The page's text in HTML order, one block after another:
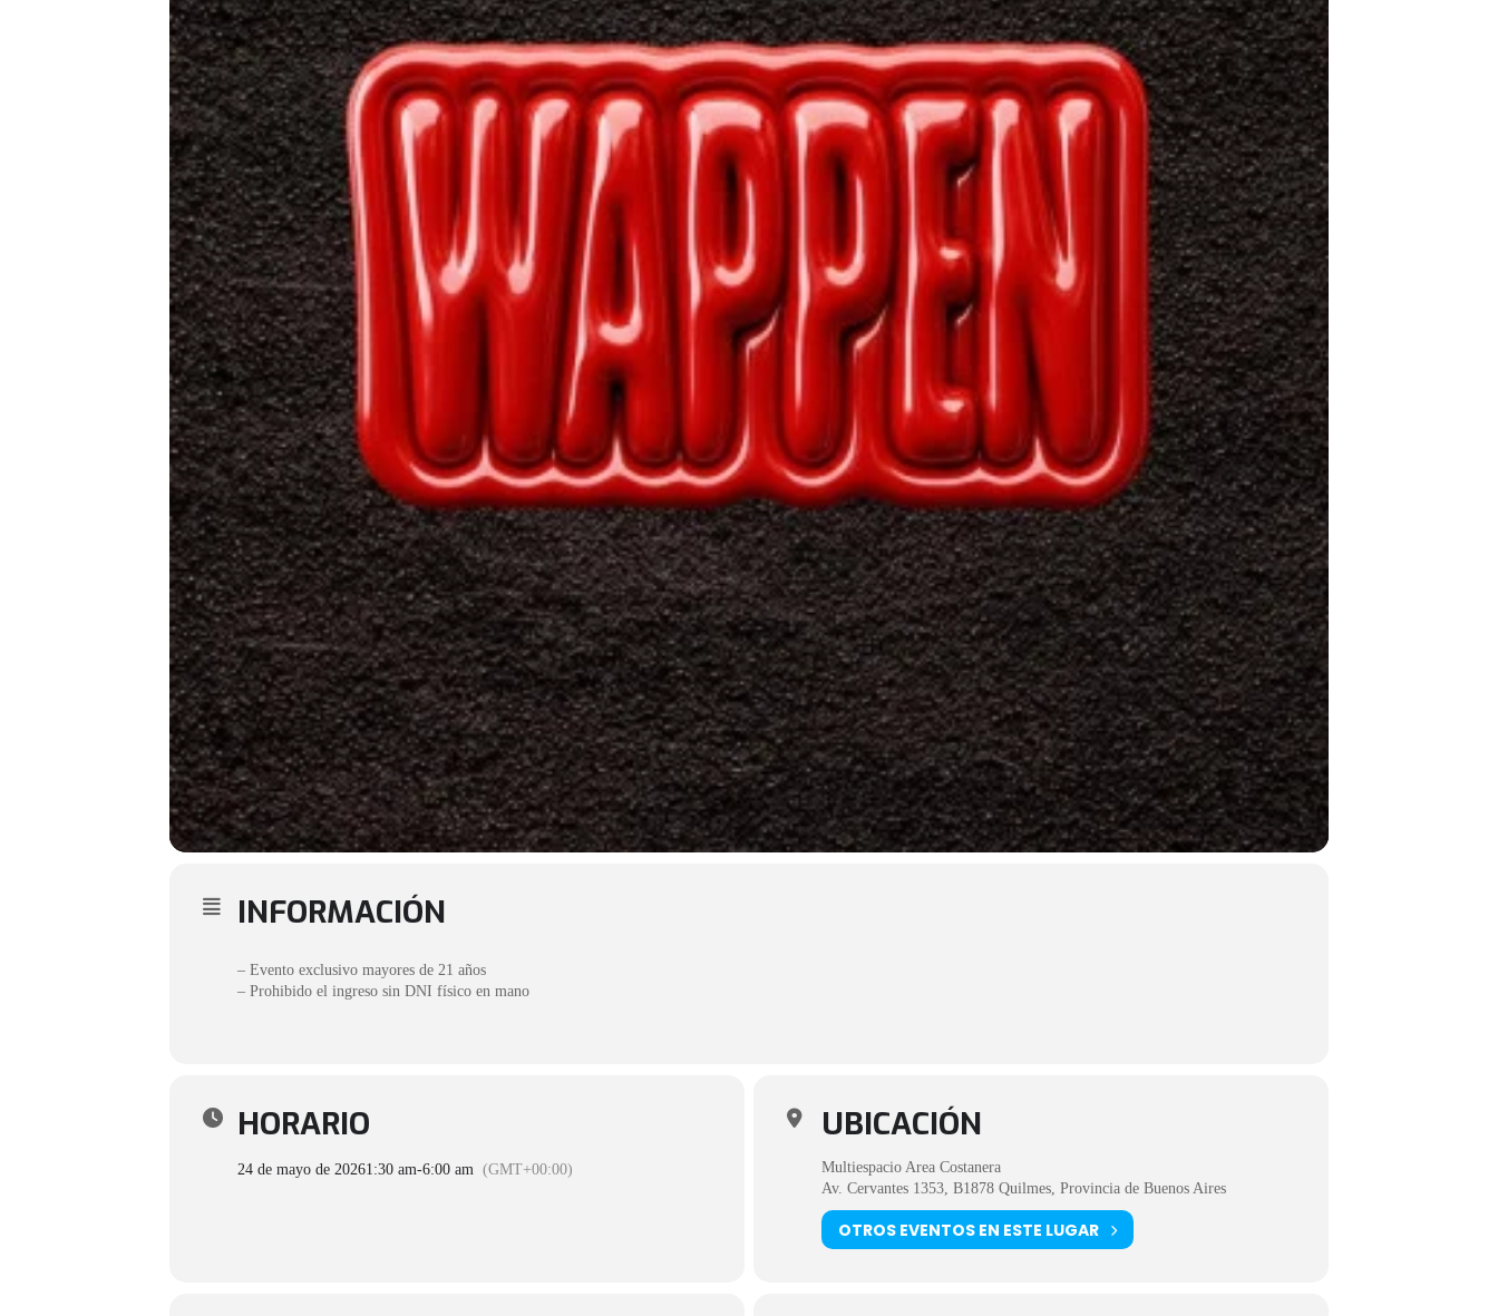
INFORMACIÓN
– Evento exclusivo mayores de 21 años
– Prohibido el ingreso sin DNI físico en mano
HORARIO
24 de mayo de 20261:30 am-6:00 am (GMT+00:00)
UBICACIÓN
Multiespacio Area Costanera
Av. Cervantes 1353, B1878 Quilmes, Provincia de Buenos Aires
OTROS EVENTOS EN ESTE LUGAR